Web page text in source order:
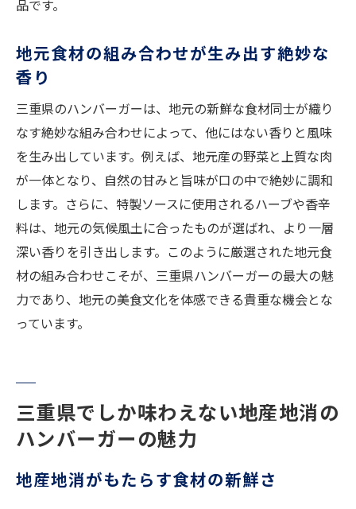
しさ
品です。
地元食材の組み合わせが生み出す絶妙な
香り
三重県のハンバーガーは、地元の新鮮な食材同士が織り
なす絶妙な組み合わせによって、他にはない香りと風味
を生み出しています。例えば、地元産の野菜と上質な肉
が一体となり、自然の甘みと旨味が口の中で絶妙に調和
します。さらに、特製ソースに使用されるハーブや香辛
料は、地元の気候風土に合ったものが選ばれ、より一層
深い香りを引き出します。このように厳選された地元食
材の組み合わせこそが、三重県ハンバーガーの最大の魅
力であり、地元の美食文化を体感できる貴重な機会とな
っています。
三重県でしか味わえない地産地消の
ハンバーガーの魅力
地産地消がもたらす食材の新鮮さ